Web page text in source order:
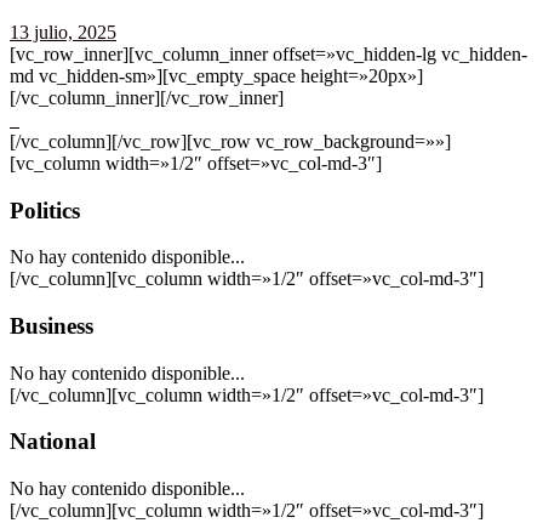
13 julio, 2025
[vc_row_inner][vc_column_inner offset=»vc_hidden-lg vc_hidden-
md vc_hidden-sm»][vc_empty_space height=»20px»]
[/vc_column_inner][/vc_row_inner]
[/vc_column][/vc_row][vc_row vc_row_background=»»]
[vc_column width=»1/2″ offset=»vc_col-md-3″]
Politics
No hay contenido disponible...
[/vc_column][vc_column width=»1/2″ offset=»vc_col-md-3″]
Business
No hay contenido disponible...
[/vc_column][vc_column width=»1/2″ offset=»vc_col-md-3″]
National
No hay contenido disponible...
[/vc_column][vc_column width=»1/2″ offset=»vc_col-md-3″]